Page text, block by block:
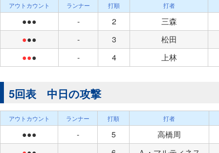
アウトカウント ランナー 打順 打者
●●● - 2
三森
●●● - 3
松田
●●● - 4 上林
5回表 中日の攻撃
アウトカウント ランナー 打順 打者
●●● - 5
高橋周